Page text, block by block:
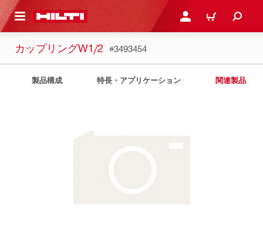
内容を表示 ログイン・新規オンライ
カート
カップリングW1/2 #3493454
製品構成 特長・アプリケーション 関連製品